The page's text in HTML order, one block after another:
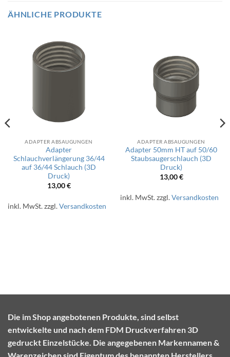
ÄHNLICHE PRODUKTE
ADAPTER ABSAUGUNGEN
Adapter
Schlauchverlängerung 36/44
auf 36/44 Schlauch (3D
Druck)
13,00€
inkl. MwSt.zzgl.Versandkosten
ADAPTER ABSAUGUNGEN
Adapter 50mm HT auf 50/60
Staubsaugerschlauch (3D
Druck)
13,00€
inkl. MwSt.zzgl.Versandkosten
Die im Shop angebotenen Produkte, sind selbst
entwickelte und nach dem FDM Druckverfahren 3D
gedruckt Einzelstücke. Die angegebenen Markennamen &
Warenzeichen sind Eigentum des benannten Herstellers.